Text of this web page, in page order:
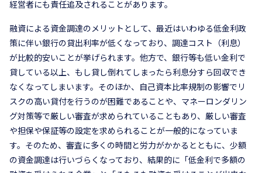
経営者にも責任追及されることがあります。
融資による資金調達のメリットとして、最近はいわゆる低金利政
策に伴い銀行の貸出利率が低くなっており、調達コスト（利息）
が比較的安いことが挙げられます。他方で、銀行等も低い金利で
貸している以上、もし貸し倒れてしまったら利息分すら回収でき
なくなってしまいます。そのほか、自己資本比率規制の影響でリ
スクの高い貸付を行うのが困難であることや、マネーロンダリン
グ対策等で厳しい審査が求められていることもあり、厳しい審査
や担保や保証等の設定を求められることが一般的になっていま
す。そのため、審査に多くの時間と労力がかかるとともに、少額
の資金調達は行いづらくなっており、結果的に「低金利で多額の